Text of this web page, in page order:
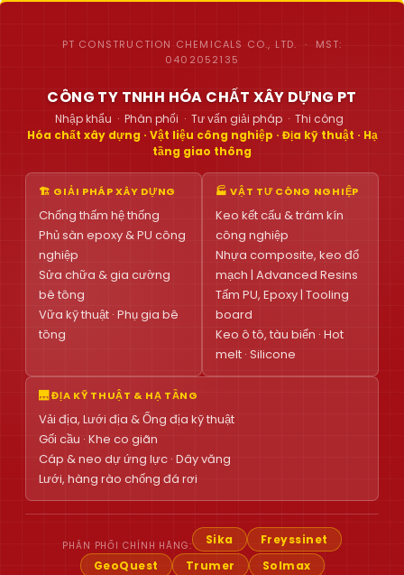
PT CONSTRUCTION CHEMICALS CO., LTD. · MST:
0402052135
CÔNG TY TNHH HÓA CHẤT XÂY DỰNG PT
Nhập khẩu · Phân phối · Tư vấn giải pháp · Thi công
Hóa chất xây dựng · Vật liệu công nghiệp · Địa kỹ thuật · Hạ
tầng giao thông
🏗 GIẢI PHÁP XÂY DỰNG
Chống thấm hệ thống
Phủ sàn epoxy & PU công
nghiệp
Sửa chữa & gia cường
bê tông
Vữa kỹ thuật · Phụ gia bê
tông
🏭 VẬT TƯ CÔNG NGHIỆP
Keo kết cấu & trám kín
công nghiệp
Nhựa composite, keo đổ
mạch | Advanced Resins
Tấm PU, Epoxy | Tooling
board
Keo ô tô, tàu biển · Hot
melt · Silicone
🌉 ĐỊA KỸ THUẬT & HẠ TẦNG
Vải địa, Lưới địa & Ống địa kỹ thuật
Gối cầu · Khe co giãn
Cáp & neo dự ứng lực · Dây văng
Lưới, hàng rào chống đá rơi
PHÂN PHỐI CHÍNH HÃNG: Sika
Freyssinet
GeoQuest
Trumer Solmax